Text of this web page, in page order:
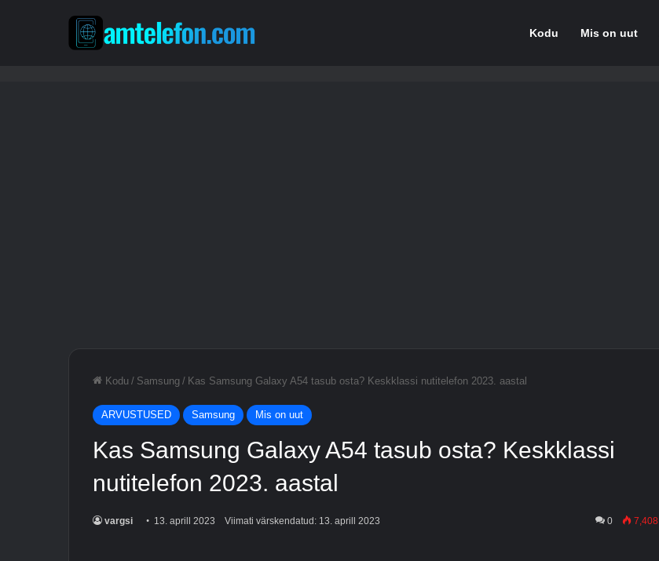
Kodu Mis on uut
Kodu / Samsung / Kas Samsung Galaxy A54 tasub osta? Keskklassi nutitelefon 2023. aastal
ARVUSTUSED Samsung Mis on uut
Kas Samsung Galaxy A54 tasub osta? Keskklassi
nutitelefon 2023. aastal
vargsi 13. aprill 2023 Viimati värskendatud: 13. aprill 2023 0 7,408